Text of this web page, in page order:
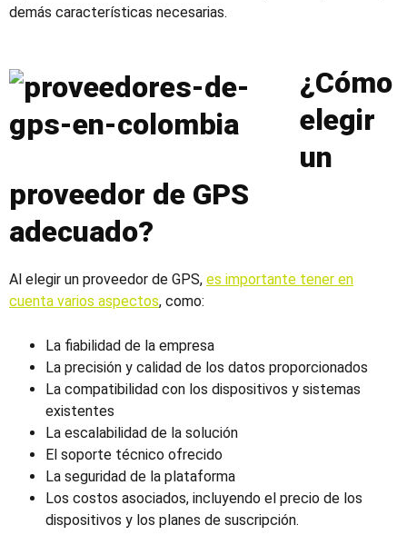
demás características necesarias.
¿Cómo
elegir
un
proveedor de GPS
adecuado?
Al elegir un proveedor de GPS, es importante tener en
cuenta varios aspectos, como:
La fiabilidad de la empresa
La precisión y calidad de los datos proporcionados
La compatibilidad con los dispositivos y sistemas
existentes
La escalabilidad de la solución
El soporte técnico ofrecido
La seguridad de la plataforma
Los costos asociados, incluyendo el precio de los
dispositivos y los planes de suscripción.